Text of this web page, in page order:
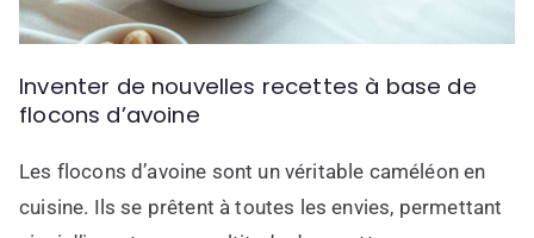
Inventer de nouvelles recettes à base de
flocons d’avoine
Les flocons d’avoine sont un véritable caméléon en
cuisine. Ils se prêtent à toutes les envies, permettant